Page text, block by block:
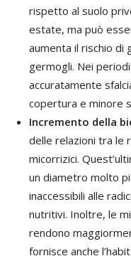
rispetto al suolo
estate, ma può
aumenta il rischio di
germogli. Nei
accuratamente
copertura e minore
Incremento della
delle relazioni tra le
micorrizici.
un diametro molto
inaccessibili alle
nutritivi. Inoltre, le
rendono
fornisce anche